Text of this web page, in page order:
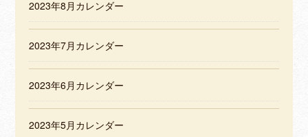
2023年8月カレンダー
2023年7月カレンダー
2023年6月カレンダー
2023年5月カレンダー